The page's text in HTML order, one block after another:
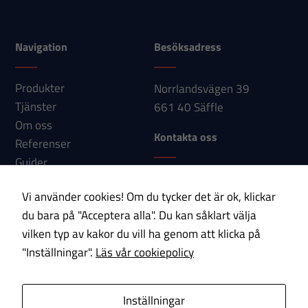
Navigation
Produkter
Tjänster
Om oss
Referenser
Guider
Kontakt
Besöksadress
Norrlandsvägen 39
661 40 Säffle
Kontakta oss
E-post:
info@paab.com
Prenumerera på vårt nyhetsbrev!
Vi använder cookies! Om du tycker det är ok, klickar
du bara på "Acceptera alla". Du kan såklart välja
vilken typ av kakor du vill ha genom att klicka på
"Inställningar". Läs vår cookiepolicy
Inställningar
För att vår
hemsida ska
bra som
möjligt under
Om du nekar
dessa
cookies
kommer viss
att försvinna